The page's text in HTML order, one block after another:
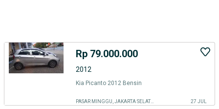
Rp 79.000.000
2012
Kia Picanto 2012 Bensin
PASAR MINGGU, JAKARTA SELATAN 27 JUL